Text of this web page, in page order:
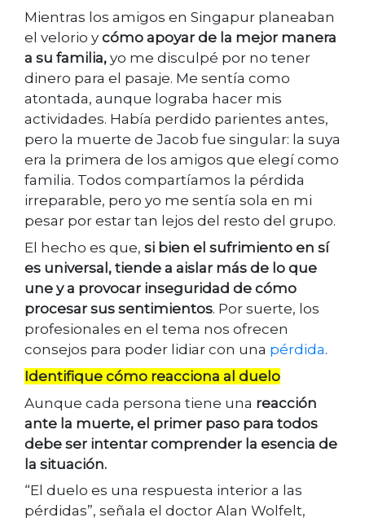
Mientras los amigos en Singapur planeaban
el velorio y cómo apoyar de la mejor manera
a su familia, yo me disculpé por no tener
dinero para el pasaje. Me sentía como
atontada, aunque lograba hacer mis
actividades. Había perdido parientes antes,
pero la muerte de Jacob fue singular: la suya
era la primera de los amigos que elegí como
familia. Todos compartíamos la pérdida
irreparable, pero yo me sentía sola en mi
pesar por estar tan lejos del resto del grupo.
El hecho es que, si bien el sufrimiento en sí
es universal, tiende a aislar más de lo que
une y a provocar inseguridad de cómo
procesar sus sentimientos. Por suerte, los
profesionales en el tema nos ofrecen
consejos para poder lidiar con una pérdida.
Identifique cómo reacciona al duelo
Aunque cada persona tiene una reacción
ante la muerte, el primer paso para todos
debe ser intentar comprender la esencia de
la situación.
“El duelo es una respuesta interior a las
pérdidas”, señala el doctor Alan Wolfelt,